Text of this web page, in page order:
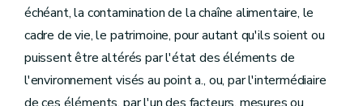
échéant, la contamination de la chaîne alimentaire, le
cadre de vie, le patrimoine, pour autant qu'ils soient ou
puissent être altérés par l'état des éléments de
l'environnement visés au point a., ou, par l'intermédiaire